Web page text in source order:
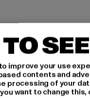
improve your use
contents and
processing of your
want to change